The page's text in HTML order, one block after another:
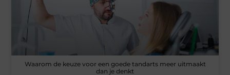
Waarom de keuze voor een goede tandarts meer uitmaakt
dan je denkt